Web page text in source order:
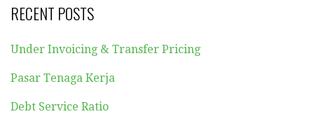
RECENT POSTS
Under Invoicing & Transfer Pricing
Pasar Tenaga Kerja
Debt Service Ratio